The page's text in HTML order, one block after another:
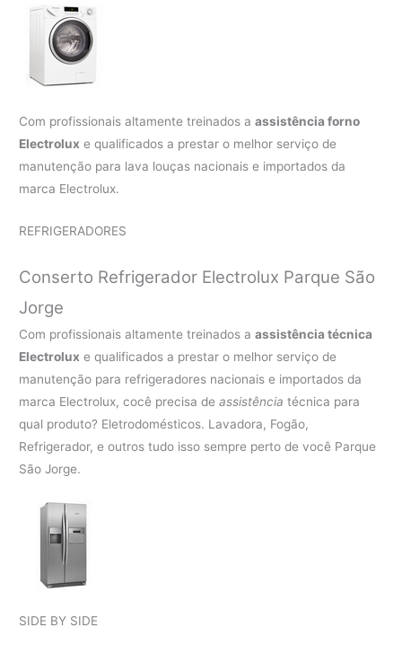
Com profissionais altamente treinados aassistência forno
Electrolux e qualificados a prestar o melhor serviço de
manutenção para lava louças nacionais e importados da
marca Electrolux.
REFRIGERADORES
Conserto Refrigerador Electrolux Parque São
Jorge
Com profissionais altamente treinados aassistência técnica
Electrolux e qualificados a prestar o melhor serviço de
manutenção para refrigeradores nacionais e importados da
marca Electrolux, cocê precisa deassistência técnica para
qual produto? Eletrodomésticos. Lavadora, Fogão,
Refrigerador, e outros tudo isso sempre perto de você Parque
São Jorge.
SIDE BY SIDE